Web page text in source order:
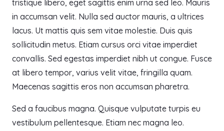
tristique libero, eget sagittis enim urna sed leo. Mauris
in accumsan velit. Nulla sed auctor mauris, a ultrices
lacus. Ut mattis quis sem vitae molestie. Duis quis
sollicitudin metus. Etiam cursus orci vitae imperdiet
convallis. Sed egestas imperdiet nibh ut congue. Fusce
at libero tempor, varius velit vitae, fringilla quam.
Maecenas sagittis eros non accumsan pharetra.
Sed a faucibus magna. Quisque vulputate turpis eu
vestibulum pellentesque. Etiam nec magna leo.